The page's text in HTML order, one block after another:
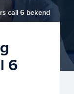
call 6 bekend
6